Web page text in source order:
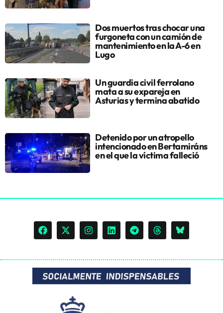
Dos muertos tras chocar una
furgoneta con un camión de
mantenimiento en la A-6 en
Lugo
Un guardia civil ferrolano
mata a su expareja en
Asturias y termina abatido
Detenido por un atropello
intencionado en Bertamiráns
en el que la víctima falleció